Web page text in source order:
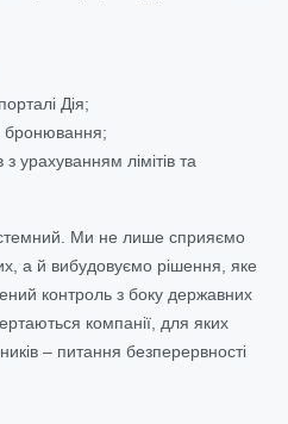
Дія;
бронювання;
урахуванням лімітів та
Ми не лише сприяємо
а й вибудовуємо рішення, яке
контроль з боку державних
компанії, для яких
– питання безперервності